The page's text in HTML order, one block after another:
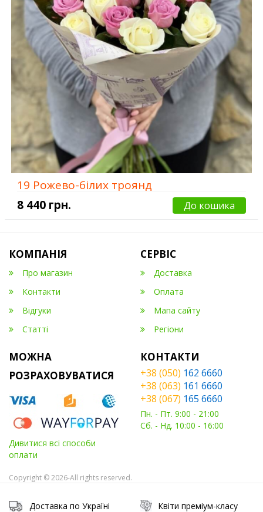
19 Рожево-білих троянд
8 440 грн.
До кошика
КОМПАНІЯ
Про магазин
Контакти
Відгуки
Статті
СЕРВІС
Доставка
Оплата
Мапа сайту
Регіони
МОЖНА
РОЗРАХОВУВАТИСЯ
Дивитися всі способи
оплати
КОНТАКТИ
+38 (050) 162 6660
+38 (063) 161 6660
+38 (067) 165 6660
Пн. - Пт. 9:00 - 21:00
Сб. - Нд. 10:00 - 16:00
Copyright © 2026-All rights reserved.
Доставка по Україні Квіти преміум-класу